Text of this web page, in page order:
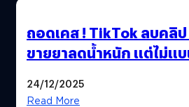
ถอดเคส ! TikTok ลบคลิป
ขายยาลดน้ำหนัก แต่ไม่แ
24/12/2025
Read More